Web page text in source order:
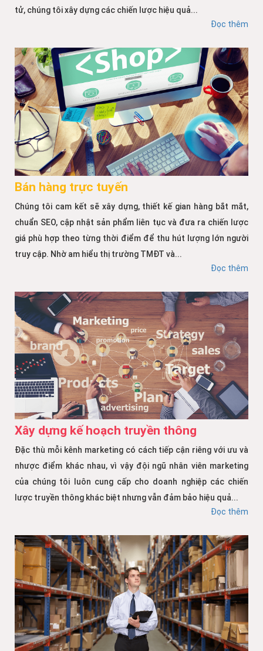
tử, chúng tôi xây dựng các chiến lược hiệu quả...
Đọc thêm
Bán hàng trực tuyến
Chúng tôi cam kết sẽ xây dựng, thiết kế gian hàng bắt mắt,
chuẩn SEO, cập nhật sản phẩm liên tục và đưa ra chiến lược
giá phù hợp theo từng thời điểm để thu hút lượng lớn người
truy cập. Nhờ am hiểu thị trường TMĐT và...
Đọc thêm
Xây dựng kế hoạch truyền thông
Đặc thù mỗi kênh marketing có cách tiếp cận riêng với ưu và
nhược điểm khác nhau, vì vậy đội ngũ nhân viên marketing
của chúng tôi luôn cung cấp cho doanh nghiệp các chiến
lược truyền thông khác biệt nhưng vẫn đảm bảo hiệu quả...
Đọc thêm